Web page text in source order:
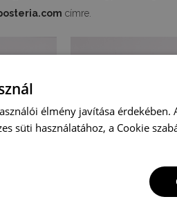
címre.
élmény javítása érdekében.
süti használatához, a Cookie